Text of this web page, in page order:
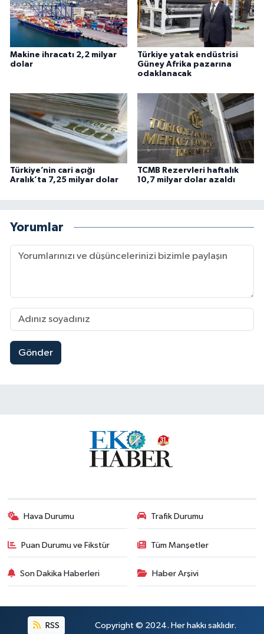
Makine ihracatı 2,2 milyar
dolar
Türkiye yatak endüstrisi
Güney Afrika pazarına
odaklanacak
Türkiye’nin cari açığı
Aralık’ta 7,25 milyar dolar
TCMB Rezervleri haftalık
10,7 milyar dolar azaldı
Yorumlar
Gönder
Hava Durumu Trafik Durumu
Puan Durumu ve Fikstür Tüm Manşetler
Son Dakika Haberleri Haber Arşivi
RSS Copyright © 2024. Her hakkı saklıdır.